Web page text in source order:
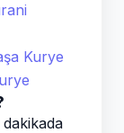
Kurye